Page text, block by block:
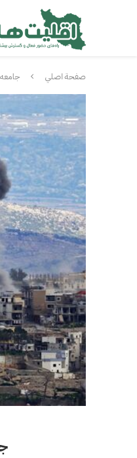
صفحة اصلي جامعه